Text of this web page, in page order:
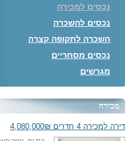
נכסים למכירה
נכסים להשכרה
השכרה לתקופה קצרה
נכסים מסחריים
מגרשים
מכירה
דירה למכירה 4 חדרים 4,080,000₪